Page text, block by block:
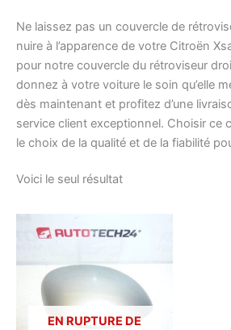
Ne laissez pas un couvercle de
nuire à l’apparence de votre Citroën
pour notre couvercle du rétroviseur
donnez à votre voiture le soin qu’elle
dès maintenant et profitez d’une
service client exceptionnel. Choisir ce
le choix de la qualité et de la fiabilité
Voici le seul résultat
EN RUPTURE DE